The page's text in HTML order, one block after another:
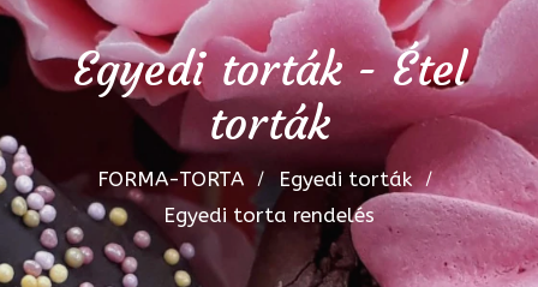
Egyedi torták - Étel
torták
FORMA-TORTA
Egyedi torták
Egyedi torta rendelés